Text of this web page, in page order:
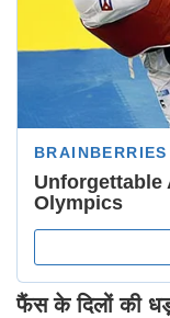
फैंस के दिलों की